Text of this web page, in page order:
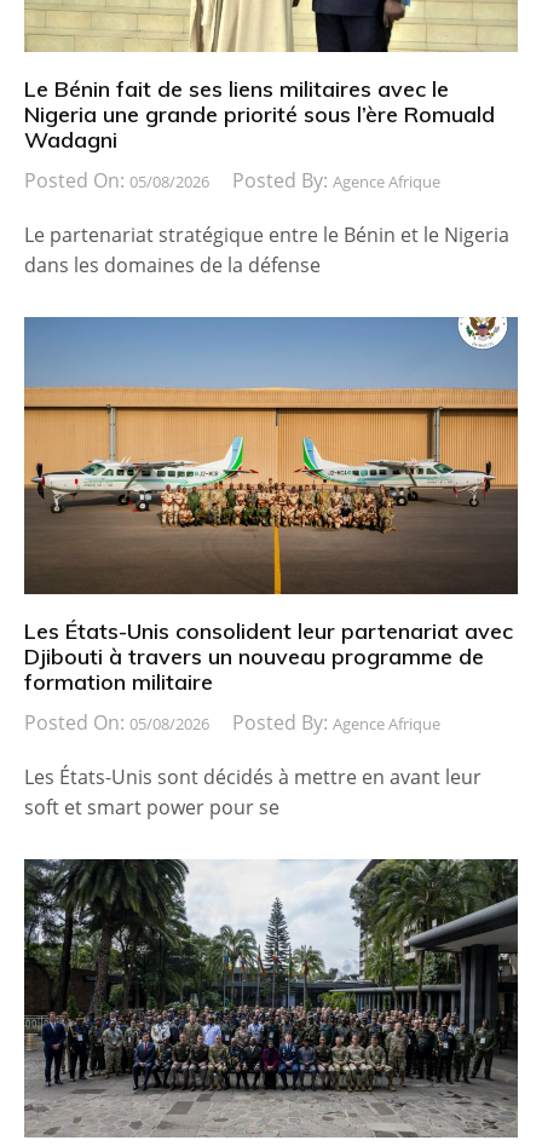
Le Bénin fait de ses liens militaires avec le
Nigeria une grande priorité sous l’ère Romuald
Wadagni
Posted On: 05/08/2026 Posted By: Agence Afrique
Le partenariat stratégique entre le Bénin et le Nigeria
dans les domaines de la défense
Les États-Unis consolident leur partenariat avec
Djibouti à travers un nouveau programme de
formation militaire
Posted On: 05/08/2026 Posted By: Agence Afrique
Les États-Unis sont décidés à mettre en avant leur
soft et smart power pour se